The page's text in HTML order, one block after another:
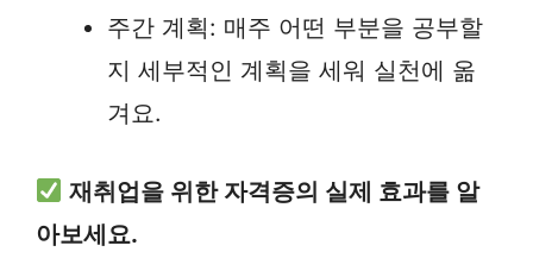
주간 계획: 매주 어떤 부분을 공부할
지 세부적인 계획을 세워 실천에 옮
겨요.
재취업을 위한 자격증의 실제 효과를 알
아보세요.